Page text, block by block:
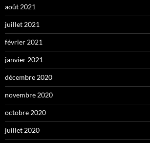
août 2021
juillet 2021
février 2021
janvier 2021
décembre 2020
novembre 2020
octobre 2020
juillet 2020